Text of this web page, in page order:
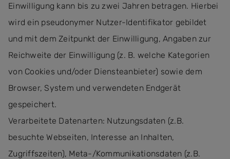
Einwilligung kann bis zu zwei Jahren betragen. Hierbei
wird ein pseudonymer Nutzer-Identifikator gebildet
und mit dem Zeitpunkt der Einwilligung, Angaben zur
Reichweite der Einwilligung (z. B. welche Kategorien
von Cookies und/oder Diensteanbieter) sowie dem
Browser, System und verwendeten Endgerät
gespeichert.
Verarbeitete Datenarten: Nutzungsdaten (z.B.
besuchte Webseiten, Interesse an Inhalten,
Zugriffszeiten), Meta-/Kommunikationsdaten (z.B.